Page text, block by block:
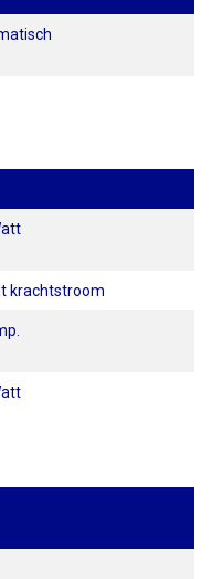
krachtstroom